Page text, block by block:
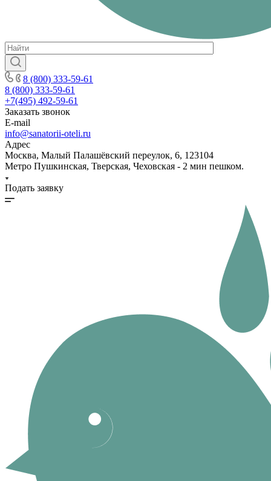
8 (800) 333-59-61
8 (800) 333-59-61
+7(495) 492-59-61
Заказать звонок
E-mail
info@sanatorii-oteli.ru
Адрес
Москва, Малый Палашёвский переулок, 6, 123104
Метро Пушкинская, Тверская, Чеховская - 2 мин пешком.
Подать заявку